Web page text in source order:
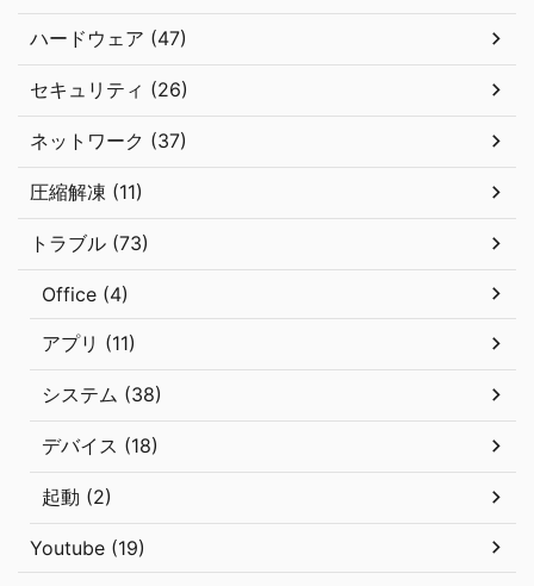
ハードウェア (47)
セキュリティ (26)
ネットワーク (37)
圧縮解凍 (11)
トラブル (73)
Office (4)
アプリ (11)
システム (38)
デバイス (18)
起動 (2)
Youtube (19)